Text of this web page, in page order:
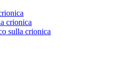
crionica
sulla crionica